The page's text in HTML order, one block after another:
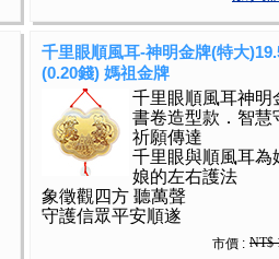
千里眼順風耳-神明金牌(特大
(0.20錢) 媽祖金牌
千里眼順風耳神明
書卷造型款．智慧
祈願傳達
千里眼與順風耳為
娘的左右護法
象徵觀四方 聽萬聲
守護信眾平安順遂
市價 : NT$